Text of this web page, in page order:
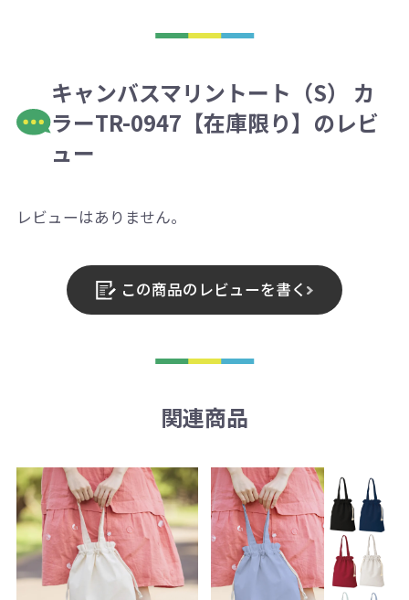
キャンバスマリントート（S） カ
ラーTR-0947【在庫限り】のレビ
ュー
レビューはありません。
この商品のレビューを書く
関連商品